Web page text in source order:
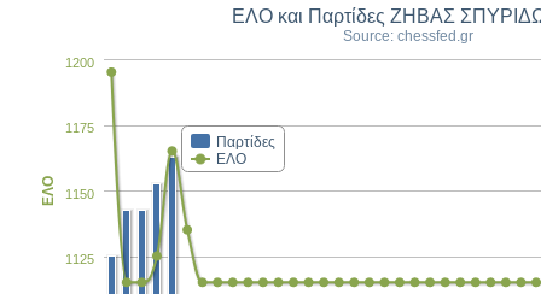
ΕΛΟ και Παρτίδες ΖΗΒΑΣ
Source: chessfed.gr
Παρτίδες
ΕΛΟ
1125
1150
1175
1200
ΕΛΟ